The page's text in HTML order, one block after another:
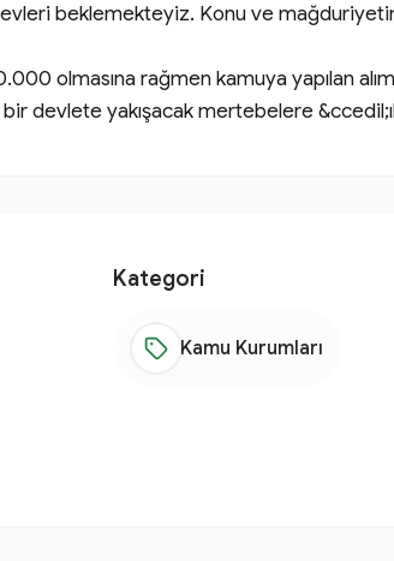
beklemekteyiz. Konu ve
olmasına rağmen kamuya yapılan
devlete yakışacak mertebelere
Kategori
Kamu Kurumları